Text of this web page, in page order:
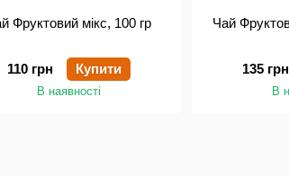
Фруктовий мікс, 100 гр
110 грн Купити
В наявності
Чай
135 грн
В